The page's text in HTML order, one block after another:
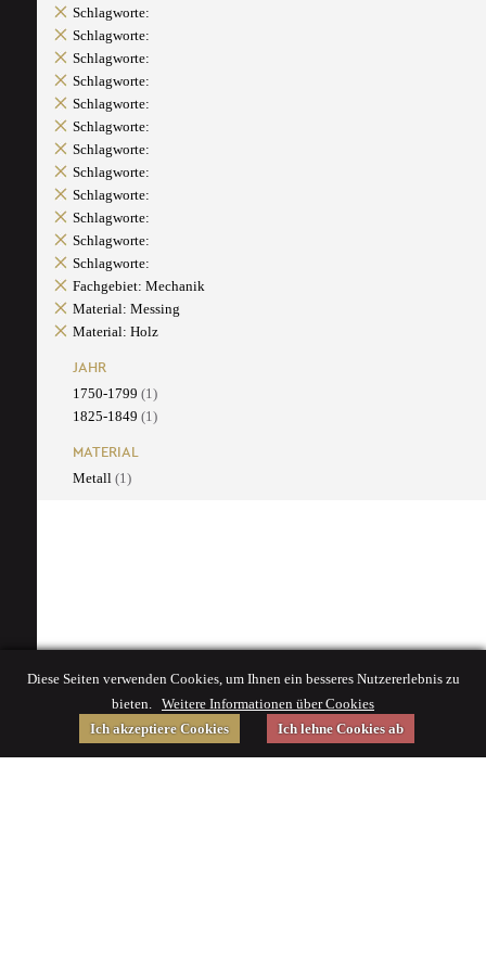
Schlagworte:
Schlagworte:
Schlagworte:
Schlagworte:
Schlagworte:
Schlagworte:
Schlagworte:
Schlagworte:
Schlagworte:
Schlagworte:
Schlagworte:
Schlagworte:
Fachgebiet: Mechanik
Material: Messing
Material: Holz
JAHR
1750-1799 (1)
1825-1849 (1)
MATERIAL
Metall (1)
Diese Seiten verwenden Cookies, um Ihnen ein besseres Nutzererlebnis zu
bieten. Weitere Informationen über Cookies
Ich akzeptiere Cookies
Ich lehne Cookies ab